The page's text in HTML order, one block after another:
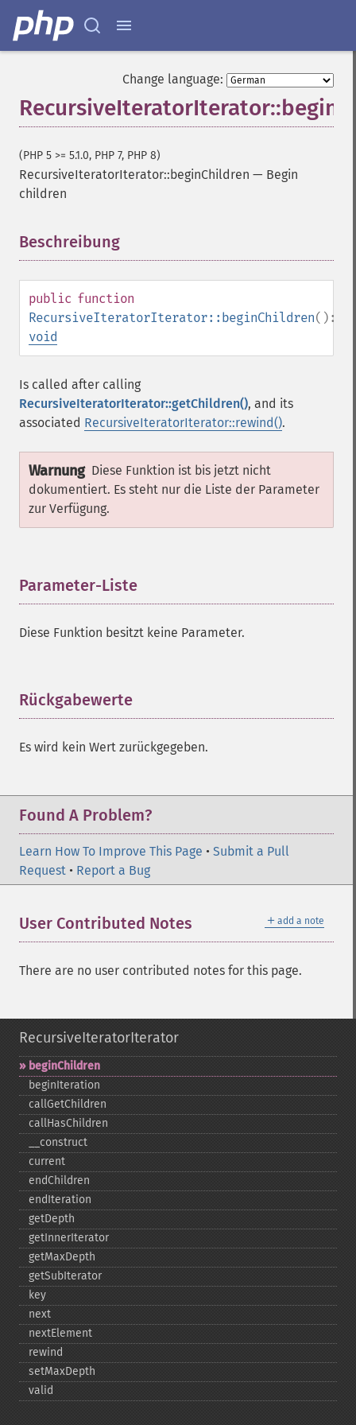
Change language:
(PHP 5 >= 5.1.0, PHP 7, PHP 8)
RecursiveIteratorIterator::beginChildren — Begin
children
Beschreibung
public function
RecursiveIteratorIterator::beginChildren():
void
Is called after calling
RecursiveIteratorIterator::getChildren(), and its
associated RecursiveIteratorIterator::rewind().
Warnung Diese Funktion ist bis jetzt nicht
dokumentiert. Es steht nur die Liste der Parameter
zur Verfügung.
Parameter-Liste
Diese Funktion besitzt keine Parameter.
Rückgabewerte
Es wird kein Wert zurückgegeben.
Found A Problem?
Learn How To Improve This Page • Submit a Pull
Request • Report a Bug
＋ add a note
User Contributed Notes
There are no user contributed notes for this page.
RecursiveIteratorIterator
beginChildren
beginIteration
callGetChildren
callHasChildren
_​_​construct
current
endChildren
endIteration
getDepth
getInnerIterator
getMaxDepth
getSubIterator
key
next
nextElement
rewind
setMaxDepth
valid